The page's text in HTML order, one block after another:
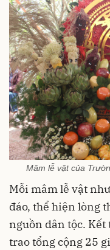
Mâm lễ vật của
Mỗi mâm lễ vật
đáo, thể hiện lòng
nguồn dân tộc. Kết
trao tổng cộng 25